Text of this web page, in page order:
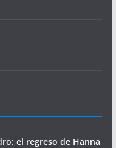
el regreso de Hanna